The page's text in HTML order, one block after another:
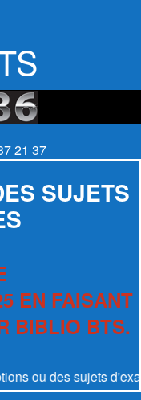
21 37
SUJETS
EN FAISANT
BIBLIO BTS.
ou des sujets